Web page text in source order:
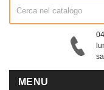
MENU